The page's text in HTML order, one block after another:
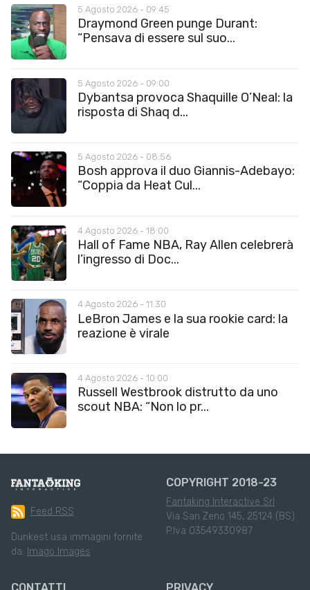
5 Agosto 2026 - 09:45
Draymond Green punge Durant:
“Pensava di essere sul suo...
5 Agosto 2026 - 09:00
Dybantsa provoca Shaquille O’Neal: la
risposta di Shaq d...
5 Agosto 2026 - 08:56
Bosh approva il duo Giannis-Adebayo:
“Coppia da Heat Cul...
4 Agosto 2026 - 18:00
Hall of Fame NBA, Ray Allen celebrerà
l’ingresso di Doc...
4 Agosto 2026 - 11:30
LeBron James e la sua rookie card: la
reazione è virale
4 Agosto 2026 - 10:00
Russell Westbrook distrutto da uno
scout NBA: “Non lo pr...
Feed RSS
Dunkest usa immagini fornite
da: Imago Images
COPYRIGHT 2018-23
Fantaking Interactive Srl
Via San Zeno 145, 25124 (BS)
P.Iva 03549330987